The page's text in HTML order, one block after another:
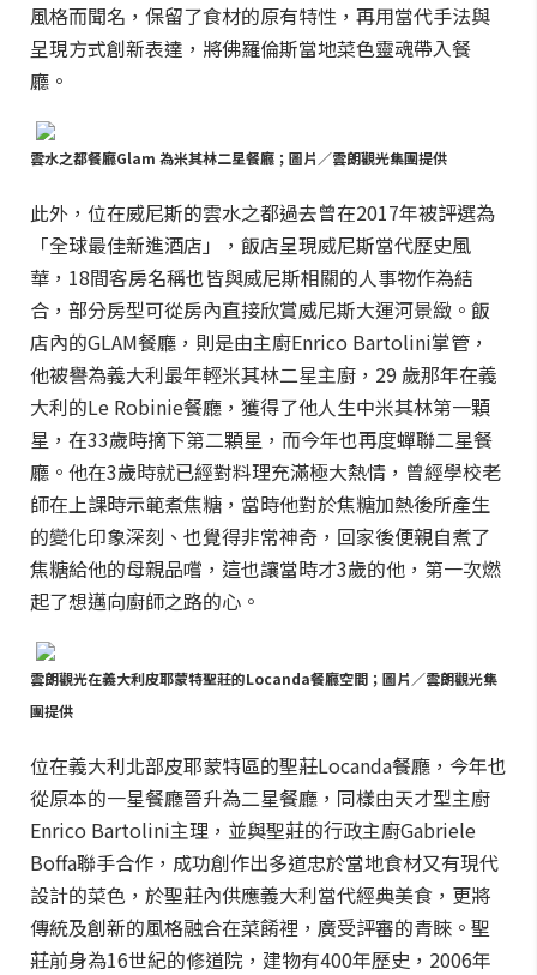
風格而聞名，保留了食材的原有特性，再用當代手法與
呈現方式創新表達，將佛羅倫斯當地菜色靈魂帶入餐
廳。
雲水之都餐廳Glam 為米其林二星餐廳；圖片／雲朗觀光集團提供
此外，位在威尼斯的雲水之都過去曾在2017年被評選為
「全球最佳新進酒店」，飯店呈現威尼斯當代歷史風
華，18間客房名稱也皆與威尼斯相關的人事物作為結
合，部分房型可從房內直接欣賞威尼斯大運河景緻。飯
店內的GLAM餐廳，則是由主廚Enrico Bartolini掌管，
他被譽為義大利最年輕米其林二星主廚，29 歲那年在義
大利的Le Robinie餐廳，獲得了他人生中米其林第一顆
星，在33歲時摘下第二顆星，而今年也再度蟬聯二星餐
廳。他在3歲時就已經對料理充滿極大熱情，曾經學校老
師在上課時示範煮焦糖，當時他對於焦糖加熱後所產生
的變化印象深刻、也覺得非常神奇，回家後便親自煮了
焦糖給他的母親品嚐，這也讓當時才3歲的他，第一次燃
起了想邁向廚師之路的心。
雲朗觀光在義大利皮耶蒙特聖莊的Locanda餐廳空間；圖片／雲朗觀光集
團提供
位在義大利北部皮耶蒙特區的聖莊Locanda餐廳，今年也
從原本的一星餐廳晉升為二星餐廳，同樣由天才型主廚
Enrico Bartolini主理，並與聖莊的行政主廚Gabriele
Boffa聯手合作，成功創作出多道忠於當地食材又有現代
設計的菜色，於聖莊內供應義大利當代經典美食，更將
傳統及創新的風格融合在菜餚裡，廣受評審的青睞。聖
莊前身為16世紀的修道院，建物有400年歷史，2006年